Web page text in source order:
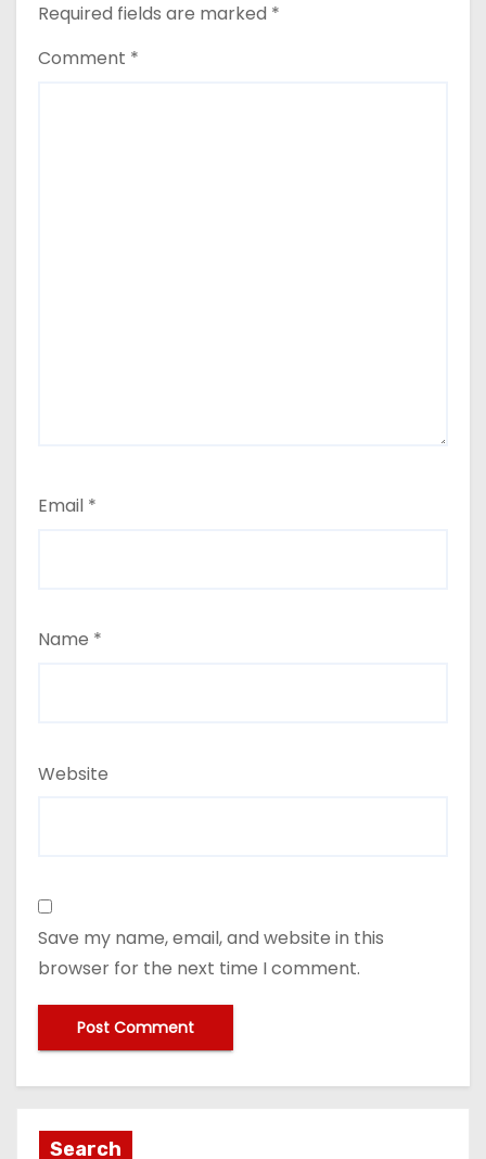
Required fields are marked *
Comment *
Email *
Name *
Website
Save my name, email, and website in this
browser for the next time I comment.
Search